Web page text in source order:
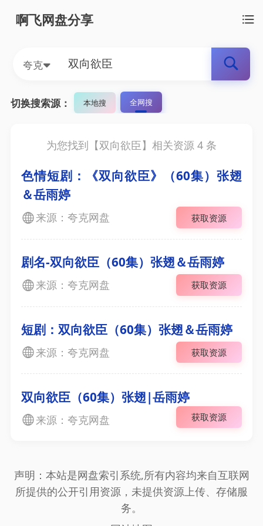
啊飞网盘分享
夸克
切换搜索源： 本地搜 全网搜
为您找到【双向欲臣】相关资源 4 条
色情短剧：《双向欲臣》（60集）张翅
＆岳雨婷
来源：夸克网盘 获取资源
剧名-双向欲臣（60集）张翅＆岳雨婷
来源：夸克网盘 获取资源
短剧：双向欲臣（60集）张翅＆岳雨婷
来源：夸克网盘 获取资源
双向欲臣（60集）张翅|岳雨婷
来源：夸克网盘 获取资源
声明：本站是网盘索引系统,所有内容均来自互联网
所提供的公开引用资源，未提供资源上传、存储服
务。